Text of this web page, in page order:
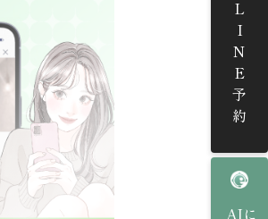
LINE予約
AIに